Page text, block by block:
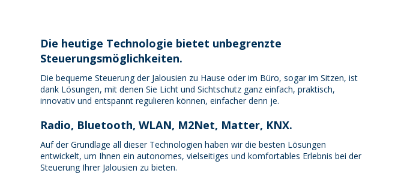
Die heutige Technologie bietet unbegrenzte
Steuerungsmöglichkeiten.
Die bequeme Steuerung der Jalousien zu Hause oder im Büro, sogar im Sitzen, ist
dank Lösungen, mit denen Sie Licht und Sichtschutz ganz einfach, praktisch,
innovativ und entspannt regulieren können, einfacher denn je.
Radio, Bluetooth, WLAN, M2Net, Matter, KNX.
Auf der Grundlage all dieser Technologien haben wir die besten Lösungen
entwickelt, um Ihnen ein autonomes, vielseitiges und komfortables Erlebnis bei der
Steuerung Ihrer Jalousien zu bieten.